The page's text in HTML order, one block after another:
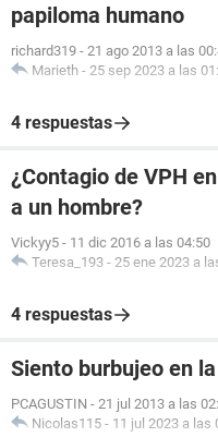
papiloma humano
richard319 - 21 ago 2013 a las
Marieth - 25 sep 2023 a las
4 respuestas
¿Contagio de VPH
a un hombre?
Vickyy5 - 11 dic 2016 a las 04:50
Teresa_193 - 25 ene 2023 a
4 respuestas
Siento burbujeo en
PCAGUSTIN - 21 jul 2013 a las
Nicolas115 - 11 jul 2023 a las